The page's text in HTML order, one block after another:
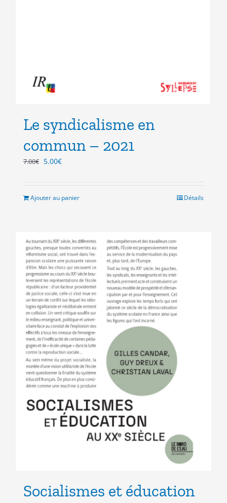
Le syndicalisme en
commun – 2021
7.00€ Le
5.00€Le
est :
Ajouter au panier Détails
Socialismes et éducation